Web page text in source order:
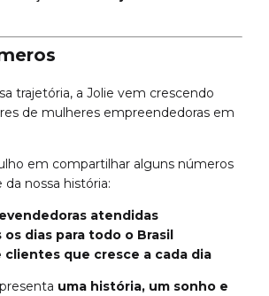
trajetória, a Jolie vem crescendo
de mulheres empreendedoras em
em compartilhar alguns números
nossa história:
atendidas
os dias para todo o Brasil
clientes que cresce a cada dia
uma história, um sonho e